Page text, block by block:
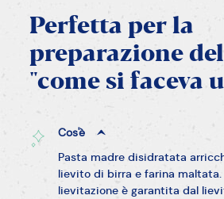
Perfetta per la
preparazione del
"come si faceva
Cos'è
Pasta madre disidratata
lievito di birra e farina maltata.
lievitazione è garantita dal